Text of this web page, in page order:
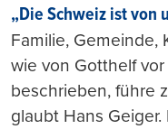
„Die Schweiz ist von
Familie, Gemeinde,
wie von Gotthelf
beschrieben, führe
glaubt Hans